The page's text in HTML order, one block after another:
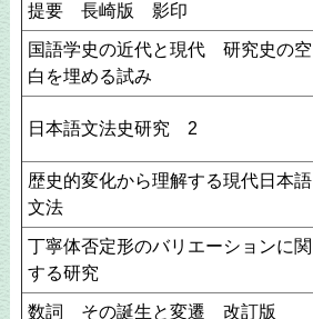
提要 長崎版 影印
国語学史の近代と現代 研究史の空
白を埋める試み
日本語文法史研究 2
歴史的変化から理解する現代日本語
文法
丁寧体否定形のバリエーションに関
する研究
数詞 その誕生と変遷 改訂版